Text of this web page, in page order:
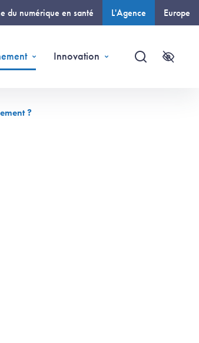
du numérique en santé L'Agence Europe
Innovation
Recherche
?